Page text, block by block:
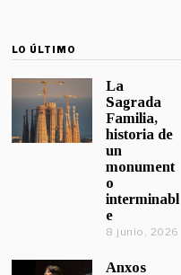
LO ÚLTIMO
La
Sagrada
Familia,
historia de
un
monument
o
interminabl
e
8 junio, 2026
Anxos